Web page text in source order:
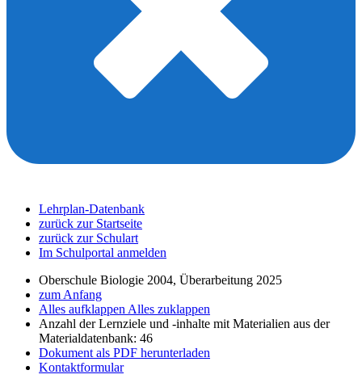
Lehrplan-Datenbank
zurück zur Startseite
zurück zur Schulart
Im Schulportal anmelden
Oberschule Biologie 2004, Überarbeitung 2025
zum Anfang
Alles aufklappen Alles zuklappen
Anzahl der Lernziele und -inhalte mit Materialien aus der
Materialdatenbank: 46
Dokument als PDF herunterladen
Kontaktformular